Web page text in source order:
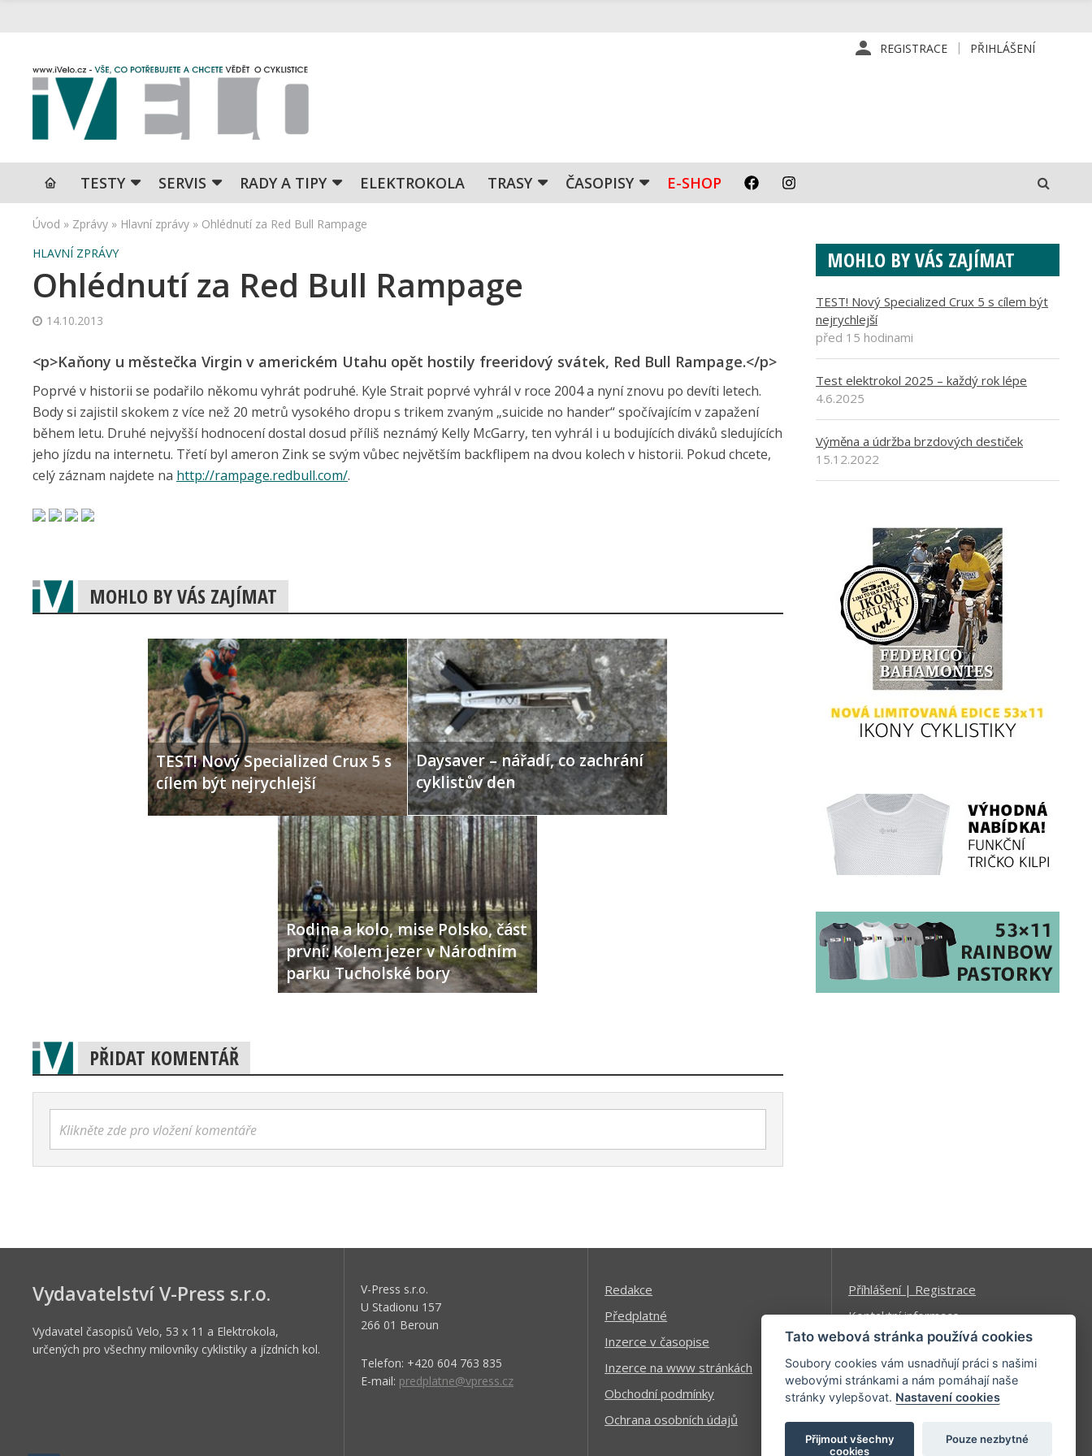
REGISTRACE PŘIHLÁŠENÍ
TESTY SERVIS RADY A TIPY ELEKTROKOLA TRASY ČASOPISY E-SHOP
Úvod » Zprávy » Hlavní zprávy » Ohlédnutí za Red Bull Rampage
HLAVNÍ ZPRÁVY
Ohlédnutí za Red Bull Rampage
14.10.2013
<p>Kaňony u městečka Virgin v americkém Utahu opět hostily freeridový svátek, Red Bull Rampage.</p>
Poprvé v historii se podařilo někomu vyhrát podruhé. Kyle Strait poprvé vyhrál v roce 2004 a nyní znovu po devíti letech.
Body si zajistil skokem z více než 20 metrů vysokého dropu s trikem zvaným „suicide no hander“ spočívajícím v zapažení
během letu. Druhé nejvyšší hodnocení dostal dosud příliš neznámý Kelly McGarry, ten vyhrál i u bodujících diváků sledujících
jeho jízdu na internetu. Třetí byl ameron Zink se svým vůbec největším backflipem na dvou kolech v historii. Pokud chcete,
celý záznam najdete na http://rampage.redbull.com/.
MOHLO BY VÁS ZAJÍMAT
TEST! Nový Specialized Crux 5 s
cílem být nejrychlejší
Daysaver – nářadí, co zachrání
cyklistův den
Rodina a kolo, mise Polsko, část
první: Kolem jezer v Národním
parku Tucholské bory
PŘIDAT KOMENTÁŘ
Klikněte zde pro vložení komentáře
MOHLO BY VÁS ZAJÍMAT
TEST! Nový Specialized Crux 5 s cílem být
nejrychlejší
před 15 hodinami
Test elektrokol 2025 – každý rok lépe
4.6.2025
Výměna a údržba brzdových destiček
15.12.2022
Vydavatelství V-Press s.r.o.
Vydavatel časopisů Velo, 53 x 11 a Elektrokola,
určených pro všechny milovníky cyklistiky a jízdních kol.
V-Press s.r.o.
U Stadionu 157
266 01 Beroun
Telefon: +420 604 763 835
E-mail: predplatne@vpress.cz
Redakce
Předplatné
Inzerce v časopise
Inzerce na www stránkách
Obchodní podmínky
Ochrana osobních údajů
Příhlášení | Registrace
Kontaktní informace
Mapa stránek
Tato webová stránka používá cookies
Soubory cookies vám usnadňují práci s našimi
webovými stránkami a nám pomáhají naše
stránky vylepšovat. Nastavení cookies
Přijmout všechny
cookies
Pouze nezbytné